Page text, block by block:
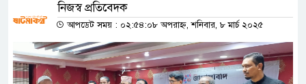
নিজস্ব প্রতিবেদক
আপডেট সময় : ০২:৫৪:০৮ অপরাহ্ন, শনিবার, ৮ মার্চ ২০২৫